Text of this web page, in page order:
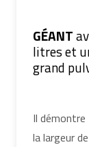
GÉANT
litres et
grand
Il
la largeur